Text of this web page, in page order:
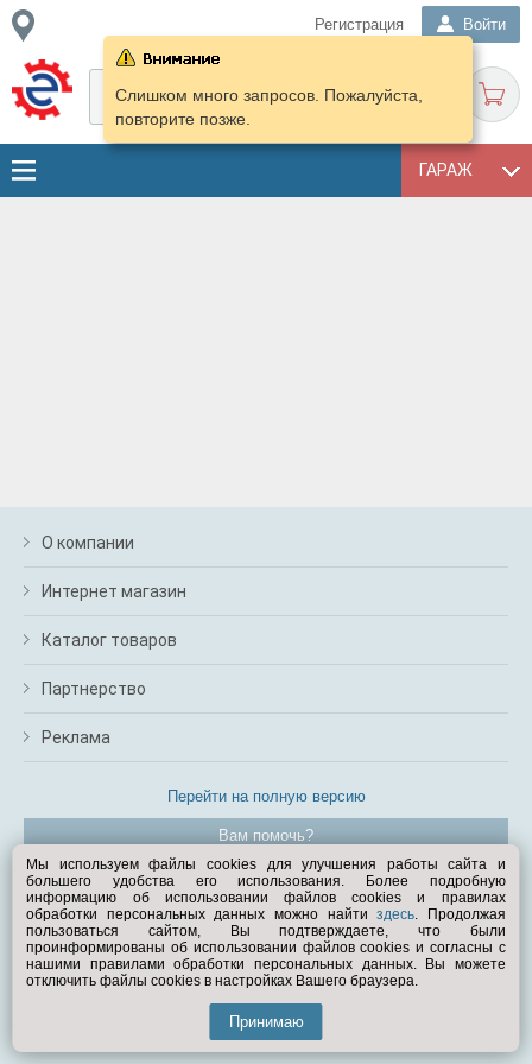
Регистрация Войти
ГАРАЖ
Слишком много запросов. Пожалуйста,
повторите позже.
О компании
Интернет магазин
Каталог товаров
Партнерство
Реклама
Перейти на полную версию
Вам помочь?
© Exist.ru 1998—2026
Мы используем файлы cookies для улучшения работы сайта и
большего удобства его использования. Более подробную
информацию об использовании файлов cookies и правилах
обработки персональных данных можно найтиздесь. Продолжая
пользоваться сайтом, Вы подтверждаете, что были
проинформированы об использовании файлов cookies и согласны с
нашими правилами обработки персональных данных. Вы можете
отключить файлы cookies в настройках Вашего браузера.
Принимаю